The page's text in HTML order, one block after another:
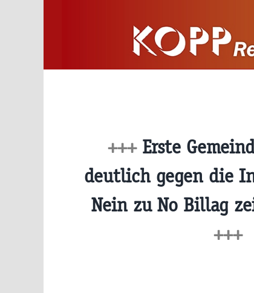
+++ Erste
deutlich gegen die
Nein zu No Billag
+++